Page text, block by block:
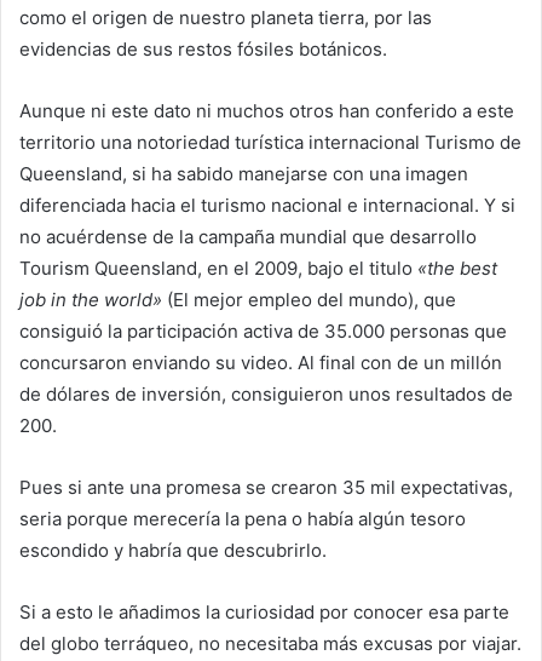
como el origen de nuestro planeta tierra, por las
evidencias de sus restos fósiles botánicos.
Aunque ni este dato ni muchos otros han conferido a este
territorio una notoriedad turística internacional Turismo de
Queensland, si ha sabido manejarse con una imagen
diferenciada hacia el turismo nacional e internacional. Y si
no acuérdense de la campaña mundial que desarrollo
Tourism Queensland, en el 2009, bajo el titulo «the best
job in the world» (El mejor empleo del mundo), que
consiguió la participación activa de 35.000 personas que
concursaron enviando su video. Al final con de un millón
de dólares de inversión, consiguieron unos resultados de
200.
Pues si ante una promesa se crearon 35 mil expectativas,
seria porque merecería la pena o había algún tesoro
escondido y habría que descubrirlo.
Si a esto le añadimos la curiosidad por conocer esa parte
del globo terráqueo, no necesitaba más excusas por viajar.